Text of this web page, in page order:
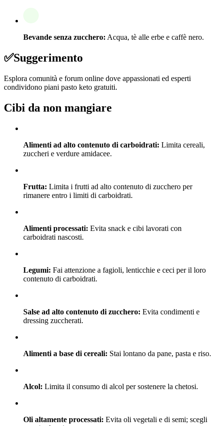
Bevande senza zucchero: Acqua, tè alle erbe e caffè nero.
✅Suggerimento
Esplora comunità e forum online dove appassionati ed esperti
condividono piani pasto keto gratuiti.
Cibi da non mangiare
Alimenti ad alto contenuto di carboidrati: Limita cereali,
zuccheri e verdure amidacee.
Frutta: Limita i frutti ad alto contenuto di zucchero per
rimanere entro i limiti di carboidrati.
Alimenti processati: Evita snack e cibi lavorati con
carboidrati nascosti.
Legumi: Fai attenzione a fagioli, lenticchie e ceci per il loro
contenuto di carboidrati.
Salse ad alto contenuto di zucchero: Evita condimenti e
dressing zuccherati.
Alimenti a base di cereali: Stai lontano da pane, pasta e riso.
Alcol: Limita il consumo di alcol per sostenere la chetosi.
Oli altamente processati: Evita oli vegetali e di semi; scegli